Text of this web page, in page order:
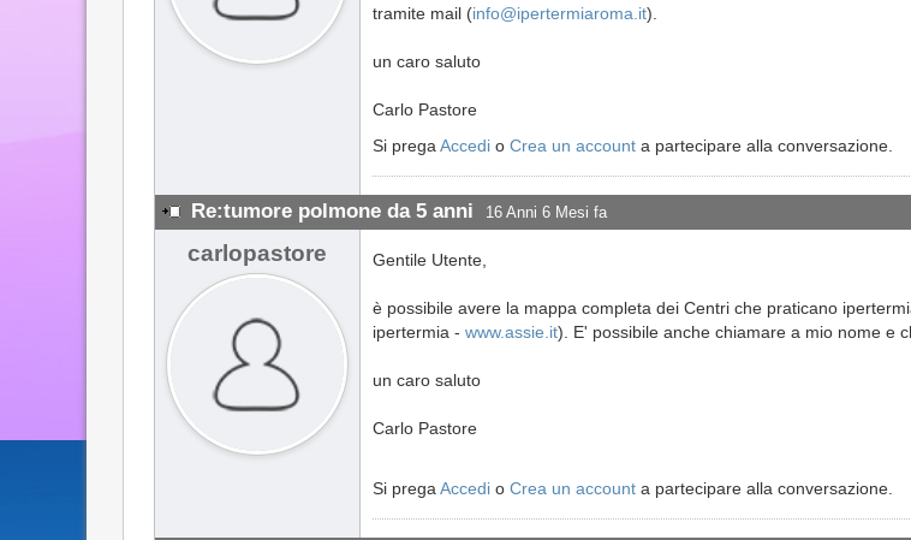
tramite mail (info@ipertermiaroma.it).
un caro saluto
Carlo Pastore
Si prega Accedi o Crea un account a partecipare alla conversazione.
Re:tumore polmone da 5 anni 16 Anni 6 Mesi fa
carlopastore Gentile Utente,
è possibile avere la mappa completa dei Centri che praticano
ipertermia - www.assie.it). E' possibile anche chiamare a mio nome e
un caro saluto
Carlo Pastore
Si prega Accedi o Crea un account a partecipare alla conversazione.